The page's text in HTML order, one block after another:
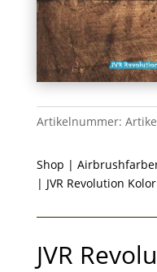
Artikelnummer:
Shop |
| JVR Revolution
JVR